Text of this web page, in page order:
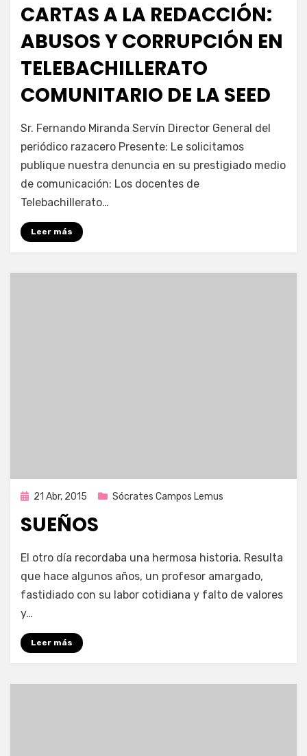
CARTAS A LA REDACCIÓN:
ABUSOS Y CORRUPCIÓN EN
TELEBACHILLERATO
COMUNITARIO DE LA SEED
por Enrique
Sr. Fernando Miranda Servín Director General del
periódico razacero Presente: Le solicitamos
publique nuestra denuncia en su prestigiado medio
de comunicación: Los docentes de
Telebachillerato…
Leer más
Publicada
21 Abr, 2015 Sócrates Campos Lemus
SUEÑOS
por Enrique
El otro día recordaba una hermosa historia. Resulta
que hace algunos años, un profesor amargado,
fastidiado con su labor cotidiana y falto de valores
y…
Leer más